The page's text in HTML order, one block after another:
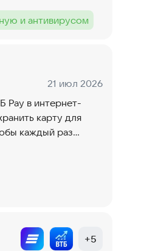
и антивирусом
Дата:
21 июл 2026
Pay в интернет-
карту для
каждый раз
Онлайн. Также
для
центр и
на отпуск,
другие планы.
+5